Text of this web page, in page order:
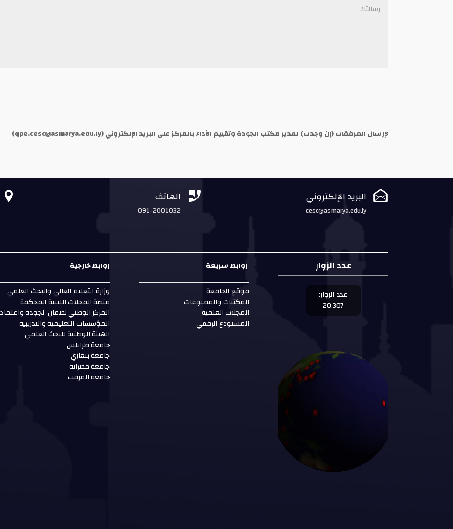
لإرسال المرفقات (إن وجدت) لمدير مكتب الجودة وتقييم الأداء بالمركز على البريد الإلكتروني (qpe.cesc@asmarya.edu.ly
)
 البريد الإلكتروني
cesc@asmarya.edu.ly
 الهاتف
091-2001032

عدد الزوار
عدد الزوار:
20,307
روابط سريعة
موقع الجامعة
المكتبات والمطبوعات
المجلات العلمية
المستودع الرقمي
روابط خارجية
وزارة التعليم العالي والبحث العلمي
منصة المجلات الليبية المحكمة
المركز الوطني لضمان الجودة واعتماد
المؤسسات التعليمية والتدريبية
الهيئة الوطنية للبحث العلمي
جامعة طرابلس
جامعة بنغازي
جامعة مصراتة
جامعة المرقب